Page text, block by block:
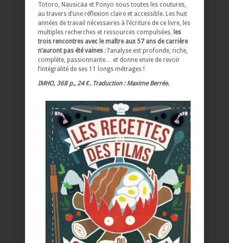
Totoro, Nausicäa et Ponyo sous toutes les coutures,
au travers d’une réflexion claire et accessible. Les huit
années de travail nécessaires à l’écriture de ce livre, les
multiples recherches et ressources compulsées,
les
trois rencontres avec le maître aux 57 ans de carrière
n’auront pas été vaines : l’analyse est profonde, riche,
complète, passionnante… et donne envie de revoir
l’intégralité de ses 11 longs métrages !
IMHO, 368 p., 24 €. Traduction : Maxime Berrée.